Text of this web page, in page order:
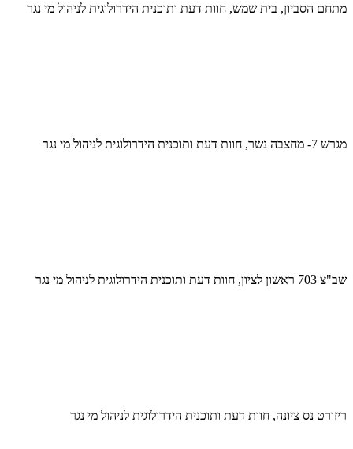
מתחם הסביון, בית שמש, חוות דעת ותוכנית הידרולוגית לניהול מי נגר
מגרש 7- מחצבה נשר, חוות דעת ותוכנית הידרולוגית לניהול מי נגר
שב"צ 703 ראשון לציון, חוות דעת ותוכנית הידרולוגית לניהול מי נגר
ריזורט נס ציונה, חוות דעת ותוכנית הידרולוגית לניהול מי נגר